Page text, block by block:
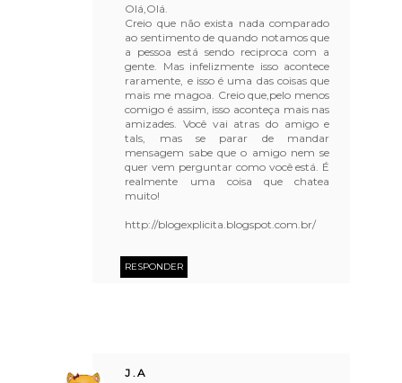
Olá,Olá.
Creio que não exista nada comparado
ao sentimento de quando notamos que
a pessoa está sendo reciproca com a
gente. Mas infelizmente isso acontece
raramente, e isso é uma das coisas que
mais me magoa. Creio que,pelo menos
comigo é assim, isso aconteça mais nas
amizades. Você vai atras do amigo e
tals, mas se parar de mandar
mensagem sabe que o amigo nem se
quer vem perguntar como você está. É
realmente uma coisa que chatea
muito!
http://blogexplicita.blogspot.com.br/
RESPONDER
J.A